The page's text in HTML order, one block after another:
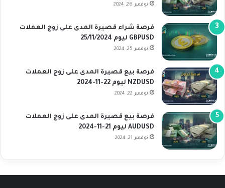
نوفمبر 26, 2024
فرصة شراء قصيرة المدى على زوج العملات
GBPUSD ليوم 25/11/2024
نوفمبر 25, 2024
فرصة بيع قصيرة المدى على زوج العملات
NZDUSD ليوم 22-11-2024
نوفمبر 22, 2024
فرصة بيع قصيرة المدى على زوج العملات
AUDUSD ليوم 21-11-2024
نوفمبر 21, 2024